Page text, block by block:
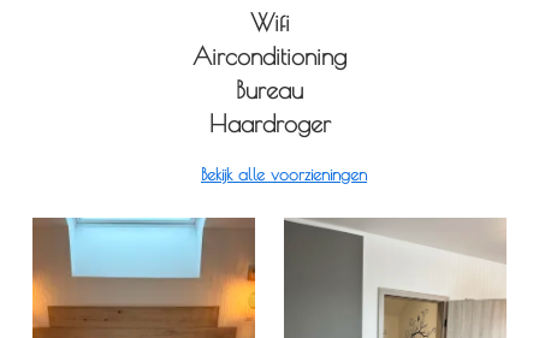
Wifi
Airconditioning
Bureau
Haardroger
Bekijk alle voorzieningen